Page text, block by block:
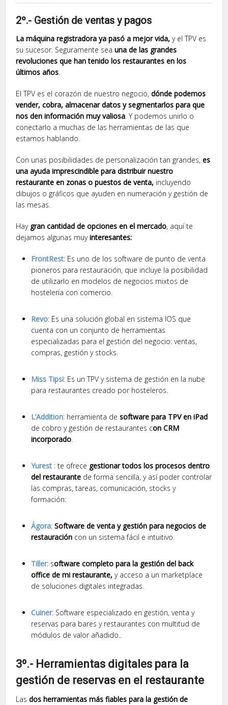
2º.- Gestión de ventas y pagos
La máquina registradora ya pasó a mejor vida, y el TPV es
su sucesor. Seguramente seauna de las grandes
revoluciones que han tenido los restaurantes en los
últimos años.
El TPV es el corazón de nuestro negocio,dónde podemos
vender, cobra, almacenar datos y segmentarlos para que
nos den información muy valiosa. Y podemos unirlo o
conectarlo a muchas de las herramientas de las que
estamos hablando.
Con unas posibilidades de personalización tan grandes,es
una ayuda imprescindible para distribuir nuestro
restaurante en zonas o puestos de venta, incluyendo
dibujos o gráficos que ayuden en numeración y gestión de
las mesas.
Hay gran cantidad de opciones en el mercado, aquí te
dejamos algunas muyinteresantes:
FrontRest: Es uno de los software de punto de venta
pioneros para restauración, que incluye la posibilidad
de utilizarlo en modelos de negocios mixtos de
hostelería con comercio.
Revo: Es una solución global en sistema IOS que
cuenta con un conjunto de herramientas
especializadas para el gestión del negocio: ventas,
compras, gestión y stocks.
Miss Tipsi: Es un TPV y sistema de gestión en la nube
para restaurantes creado por hosteleros.
L’Addition: herramienta desoftware para TPV en iPad
de cobro y gestión de restaurantes con CRM
incorporado.
Yurest : te ofrece gestionar todos los procesos dentro
del restaurante de forma sencilla, y así poder controlar
las compras, tareas, comunicación, stocks y
formación:
Ágora:Software de venta y gestión para negocios de
restauración con un sistema fácil e intuitivo.
Tiller: software completo para la gestión del back
office de mi restaurante, y acceso a un marketplace
de soluciones digitales integradas.
Cuiner: Software especializado en gestión, venta y
reservas para bares y restaurantes con multitud de
módulos de valor añadido..
3º.- Herramientas digitales para la
gestión de reservas en el restaurante
Lasdos herramientas más fiables para la gestión de